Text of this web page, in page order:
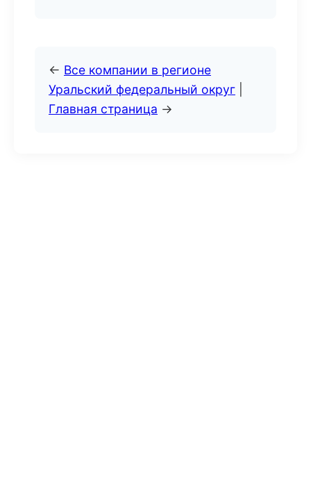
← Все компании в регионе
Уральский федеральный округ
Главная страница →